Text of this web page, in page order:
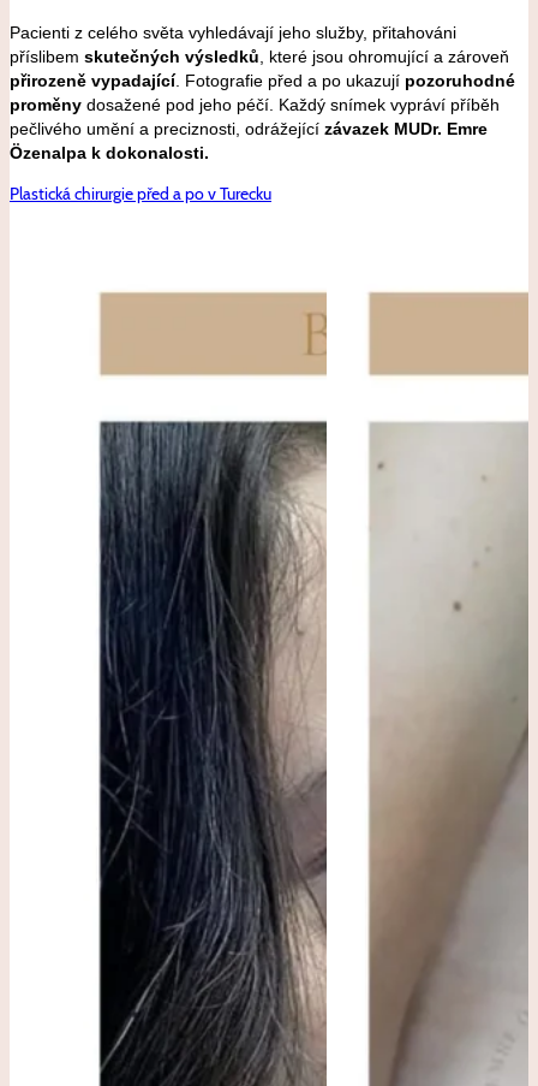
Pacienti z celého světa vyhledávají jeho služby, přitahováni
příslibem skutečných výsledků , které jsou ohromující a zároveň
přirozeně vypadající. Fotografie před a po ukazují pozoruhodné
proměny dosažené pod jeho péčí. Každý snímek vypráví příběh
pečlivého umění a preciznosti, odrážející závazek MUDr. Emre
Özenalpa k dokonalosti.
Plastická chirurgie před a po v Turecku